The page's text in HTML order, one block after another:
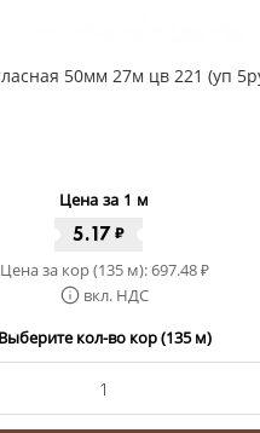
50мм 27м цв 221 (уп
Цена за 1 м
5.17 ₽
Цена за кор (135 м):697.48₽
вкл. НДС
Выберите кол-во кор (135 м)